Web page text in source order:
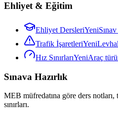
Ehliyet & Eğitim
Ehliyet DersleriYeni
Trafik İşaretleriYeni
Hız SınırlarıYeniAraç
Sınava Hazırlık
MEB müfredatına göre ders notları,
sınırları.